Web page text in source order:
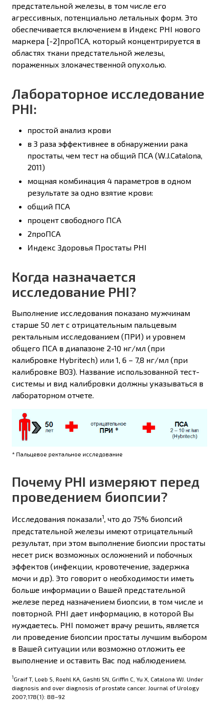
предстательной железы, в том числе его
агрессивных, потенциально летальных форм. Это
обеспечивается включением в Индекс PHI нового
маркера [-2]прoПСА, который концентрируется в
областях ткани предстательной железы,
пораженных злокачественной опухолью.
Лабораторное исследование
PHI:
простой анализ крови
в 3 раза эффективнее в обнаружении рака
простаты, чем тест на общий ПСА (W.J.Catalona,
2011)
мощная комбинация 4 параметров в одном
результате за одно взятие крови:
общий ПСА
процент свободного ПСА
2проПСА
Индекс Здоровья Простаты PHI
Когда назначается
исследование PHI?
Выполнение исследования показано мужчинам
старше 50 лет с отрицательным пальцевым
ректальным исследованием (ПРИ) и уровнем
общего ПСА в диапазоне 2-10 нг/мл (при
калибровке Hybritech) или 1, 6 – 7,8 нг/мл (при
калибровке ВОЗ). Название использованной тест-
системы и вид калибровки должны указываться в
лабораторном отчете.
* Пальцевое ректальное исследование
Почему PHI измеряют перед
проведением биопсии?
Исследования показали1, что до 75% биопсий
предстательной железы имеют отрицательный
результат, при этом выполнение биопсии простаты
несет риск возможных осложнений и побочных
эффектов (инфекции, кровотечение, задержка
мочи и др). Это говорит о необходимости иметь
больше информации о Вашей предстательной
железе перед назначением биопсии, в том числе и
повторной. PHI дает информацию, в которой Вы
нуждаетесь. PHI поможет врачу решить, является
ли проведение биопсии простаты лучшим выбором
в Вашей ситуации или возможно отложить ее
выполнение и оставить Вас под наблюдением.
1Graif T, Loeb S, Roehl KA, Gashti SN, Griffin C, Yu X, Catalona WJ. Under
diagnosis and over diagnosis of prostate cancer. Journal of Urology
2007;178(1): 88–92